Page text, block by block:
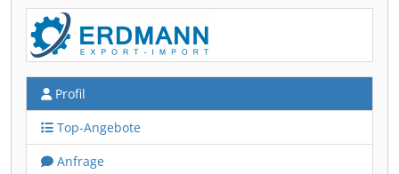
Profil
Top-Angebote
Anfrage